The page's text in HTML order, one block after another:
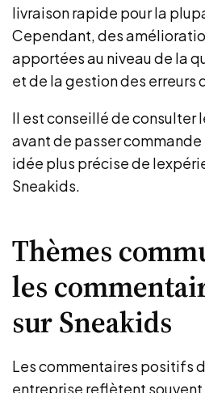
livraison rapide pour la
Cependant, des
apportées au niveau de la
et de la gestion des erreurs
Il est conseillé de consulter
avant de passer commande
idée plus précise de
Sneakids.
Thèmes
les
sur Sneakids
Les commentaires positifs
entreprise reflètent